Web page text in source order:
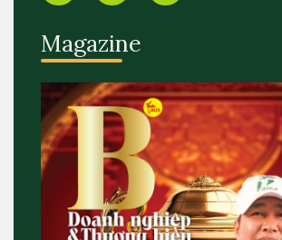
Magazine